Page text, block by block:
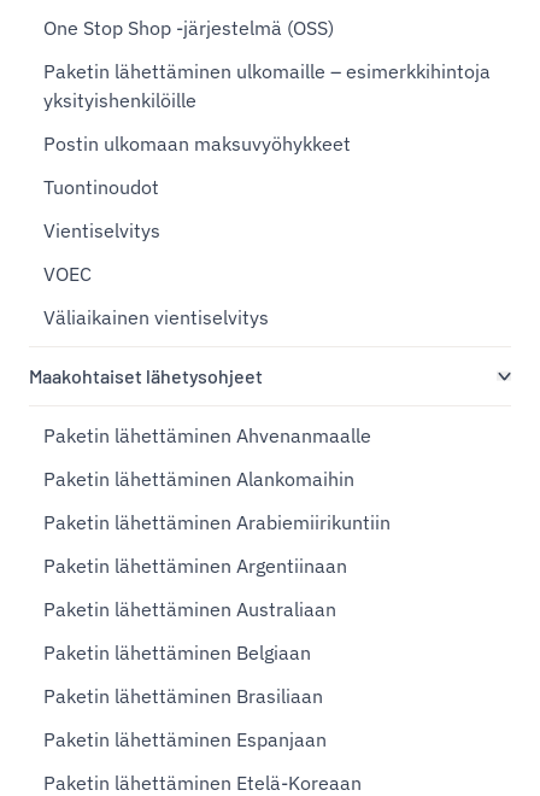
One Stop Shop -järjestelmä (OSS)
Paketin lähettäminen ulkomaille – esimerkkihintoja
yksityishenkilöille
Postin ulkomaan maksuvyöhykkeet
Tuontinoudot
Vientiselvitys
VOEC
Väliaikainen vientiselvitys
Maakohtaiset lähetysohjeet
Paketin lähettäminen Ahvenanmaalle
Paketin lähettäminen Alankomaihin
Paketin lähettäminen Arabiemiirikuntiin
Paketin lähettäminen Argentiinaan
Paketin lähettäminen Australiaan
Paketin lähettäminen Belgiaan
Paketin lähettäminen Brasiliaan
Paketin lähettäminen Espanjaan
Paketin lähettäminen Etelä-Koreaan